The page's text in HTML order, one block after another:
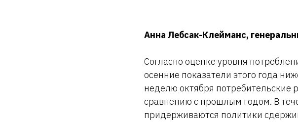
Анна Лебсак-Клейманс,
Согласно оценке уровня
осенние показатели этого года
неделю октября потребительские
сравнению с прошлым годом. В
придерживаются политики